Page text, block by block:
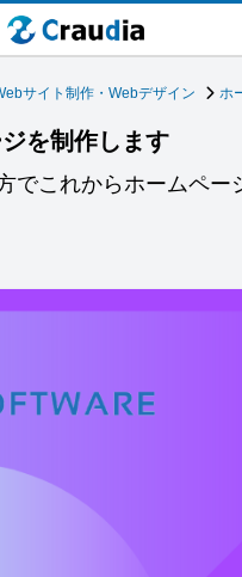
サイト制作・Webデザイン ホ
を制作します
でこれからホームペー